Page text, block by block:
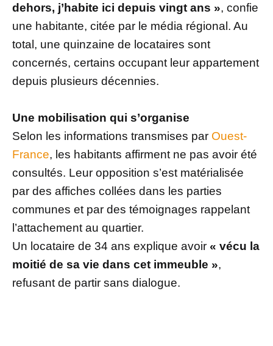
dehors, j’habite ici depuis vingt ans », confie
une habitante, citée par le média régional. Au
total, une quinzaine de locataires sont
concernés, certains occupant leur appartement
depuis plusieurs décennies.
Une mobilisation qui s’organise
Selon les informations transmises par Ouest-
France, les habitants affirment ne pas avoir été
consultés. Leur opposition s’est matérialisée
par des affiches collées dans les parties
communes et par des témoignages rappelant
l’attachement au quartier.
Un locataire de 34 ans explique avoir « vécu la
moitié de sa vie dans cet immeuble »,
refusant de partir sans dialogue.